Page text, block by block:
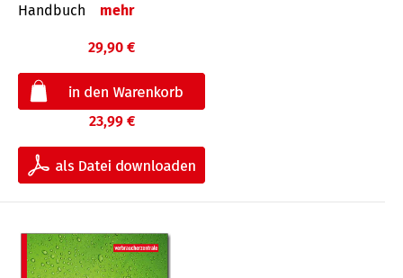
Handbuch
mehr
29,90 €
23,99 €